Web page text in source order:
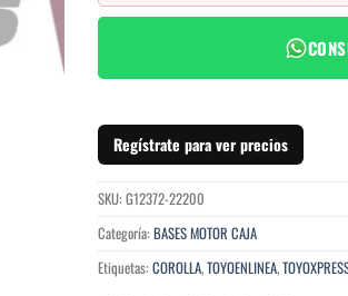
Regístrate para ver precios
SKU: G12372-22200
Categoría: BASES MOTOR CAJA
Etiquetas: COROLLA,TOYOENLINEA,